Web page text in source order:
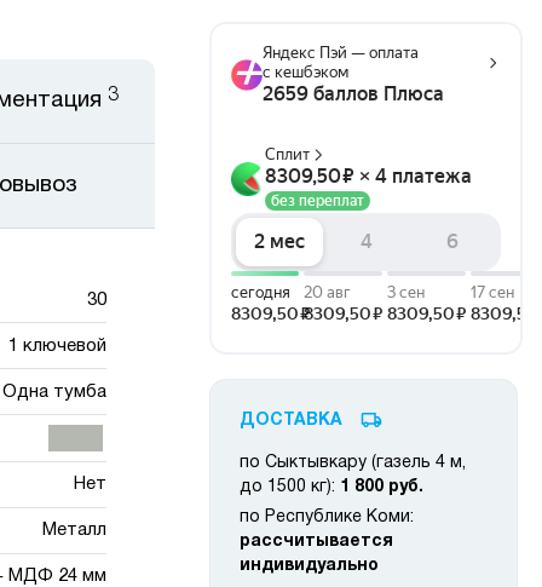
30
1 ключевой
Одна тумба
Нет
Металл
МДФ 24 мм
3
ДОСТАВКА
по Сыктывкару (газель 4 м,
до 1500 кг): 1 800 руб.
по Республике Коми:
рассчитывается
индивидуально